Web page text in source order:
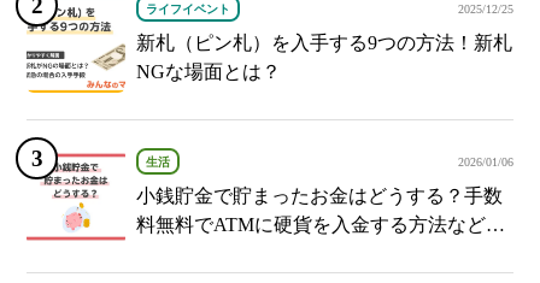
ライフイベント 2025/12/25
新札（ピン札）を入手する9つの方法！新札
NGな場面とは？
生活 2026/01/06
小銭貯金で貯まったお金はどうする？手数
料無料でATMに硬貨を入金する方法など紹